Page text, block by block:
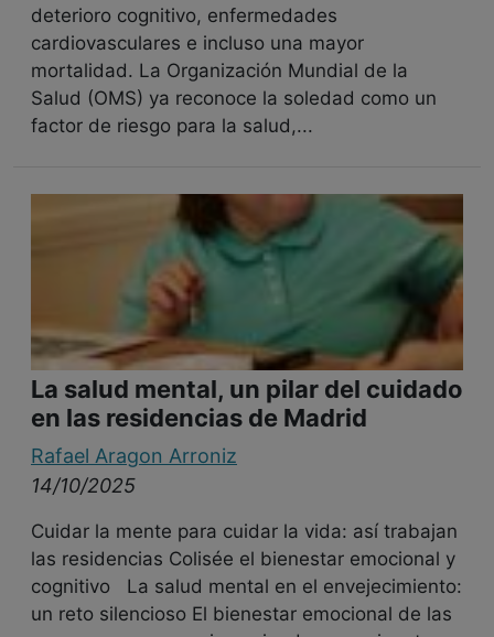
deterioro cognitivo, enfermedades
cardiovasculares e incluso una mayor
mortalidad. La Organización Mundial de la
Salud (OMS) ya reconoce la soledad como un
factor de riesgo para la salud,...
La salud mental, un pilar del cuidado
en las residencias de Madrid
Rafael Aragon Arroniz
14/10/2025
Cuidar la mente para cuidar la vida: así trabajan
las residencias Colisée el bienestar emocional y
cognitivo La salud mental en el envejecimiento:
un reto silencioso El bienestar emocional de las